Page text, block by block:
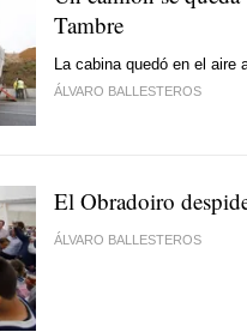
Tambre
La cabina quedó en el aire
ÁLVARO BALLESTEROS
El Obradoiro
ÁLVARO BALLESTEROS